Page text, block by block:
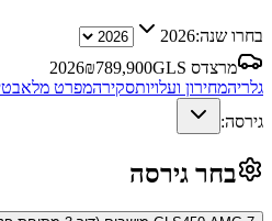
בחרו שנה:2026
מרצדס GLS
2026₪789,900
גלריהמחירון ועלויותסקירהמפרט מלא
גירסה:
בחר גירסה